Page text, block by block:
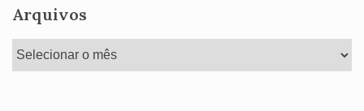
Arquivos
Arquivos